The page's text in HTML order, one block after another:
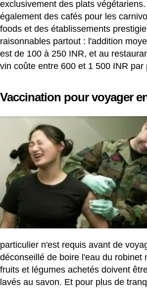
exclusivement des plats
également des cafés pour les
foods et des établissements
raisonnables partout : l'addition
est de 100 à 250 INR, et au
vin coûte entre 600 et 1 500 INR par
Vaccination pour voyager
particulier n'est requis avant de
déconseillé de boire l'eau du robinet
fruits et légumes achetés doivent
lavés au savon. Et pour plus de